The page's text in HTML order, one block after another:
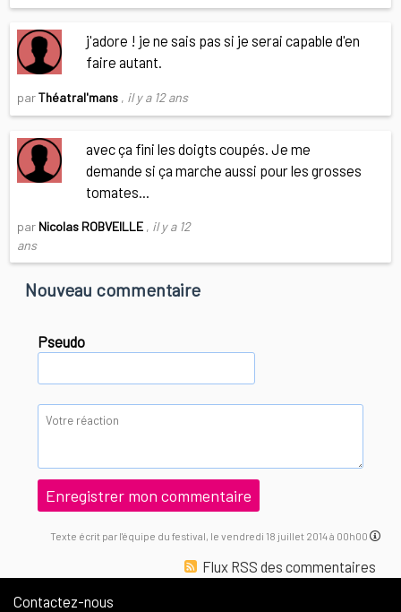
j'adore ! je ne sais pas si je serai capable d'en
faire autant.
parThéatral'mans , il y a 12 ans
avec ça fini les doigts coupés. Je me
demande si ça marche aussi pour les grosses
tomates...
par Nicolas ROBVEILLE , il y a 12
ans
Nouveau commentaire
Pseudo
Texte écrit par l'équipe du festival, le vendredi 18 juillet 2014 à 00h00
Flux RSS des commentaires
Contactez-nous